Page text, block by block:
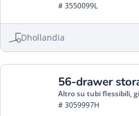
# 3550099L
Dhollandia
56-drawer
Altro su tubi flessibili,
# 3059997H